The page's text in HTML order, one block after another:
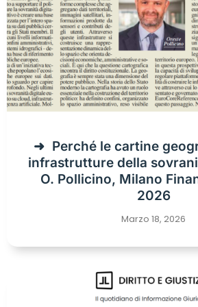
Perché le cartine
infrastrutture della
O. Pollicino, Milano
2026
Marzo 18, 2026